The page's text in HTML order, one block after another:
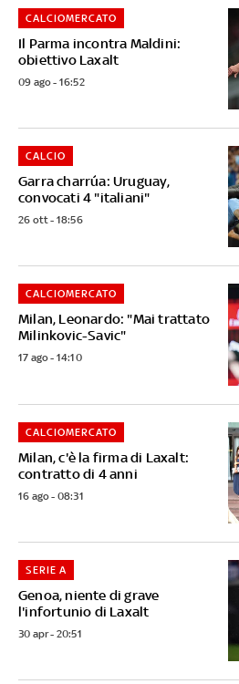
Il Parma incontra Maldini:
obiettivo Laxalt
CALCIOMERCATO
09 ago - 16:52
Garra charrúa: Uruguay,
convocati 4 "italiani"
CALCIO
26 ott - 18:56
Milan, Leonardo: "Mai trattato
Milinkovic-Savic"
CALCIOMERCATO
17 ago - 14:10
Milan, c'è la firma di Laxalt:
contratto di 4 anni
CALCIOMERCATO
16 ago - 08:31
Genoa, niente di grave
l'infortunio di Laxalt
SERIE A
30 apr - 20:51